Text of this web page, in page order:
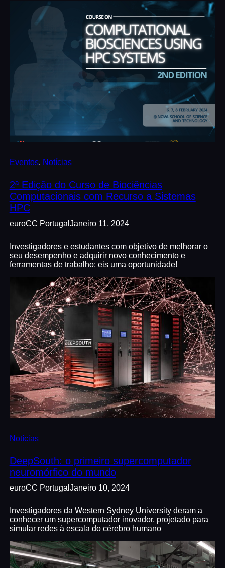
Eventos, Notícias
2ª Edição do Curso de Biociências
Computacionais com Recurso a Sistemas
HPC
euroCC Portugal Janeiro 11, 2024
Investigadores e estudantes com objetivo de melhorar o
seu desempenho e adquirir novo conhecimento e
ferramentas de trabalho: eis uma oportunidade!
Notícias
DeepSouth: o primeiro supercomputador
neuromórfico do mundo
euroCC Portugal Janeiro 10, 2024
Investigadores da Western Sydney University deram a
conhecer um supercomputador inovador, projetado para
simular redes à escala do cérebro humano